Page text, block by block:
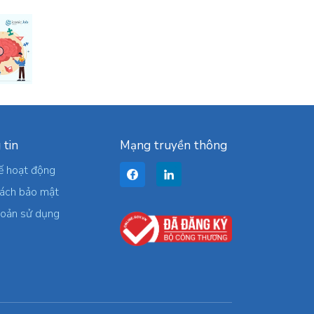
tin
hoạt động
bảo mật
sử dụng
Mạng truyền thông